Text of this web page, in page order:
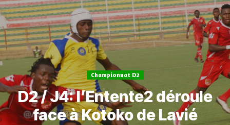
Championnat D2
D2 / J4: l’Entente2 déroule
face à Kotoko de Lavié